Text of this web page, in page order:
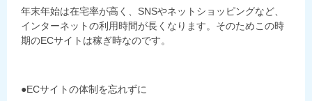
年末年始は在宅率が高く、SNSやネットショッピングなど、
インターネットの利用時間が長くなります。そのためこの時
期のECサイトは稼ぎ時なのです。
●ECサイトの体制を忘れずに